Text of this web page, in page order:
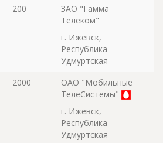
200
ЗАО "Гамма
Телеком"
г. Ижевск,
Республика
Удмуртская
2000
ОАО "Мобильные
ТелеСистемы"
г. Ижевск,
Республика
Удмуртская